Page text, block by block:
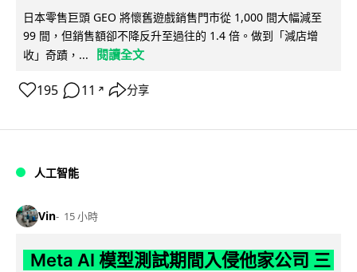
日本零售巨頭 GEO 將懷舊遊戲銷售門市從 1,000 間大幅減至
99 間，但銷售額卻不降反升至過往的 1.4 倍。做到「減店增
收」奇蹟，...
閱讀全文
195 11 ↗ 分享
人工智能
Vin 15 小時
Meta AI 模型測試期間入侵他家公司 三